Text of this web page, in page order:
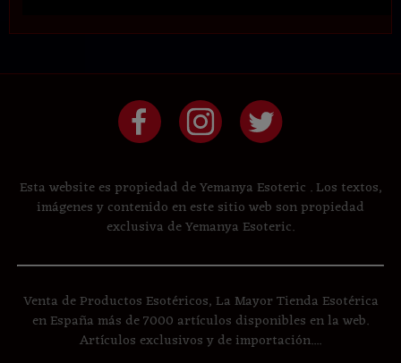
Esta website es propiedad de Yemanya Esoteric . Los textos,
imágenes y contenido en este sitio web son propiedad
exclusiva de Yemanya Esoteric.
Venta de Productos Esotéricos, La Mayor Tienda Esotérica
en España más de 7000 artículos disponibles en la web.
Artículos exclusivos y de importación....